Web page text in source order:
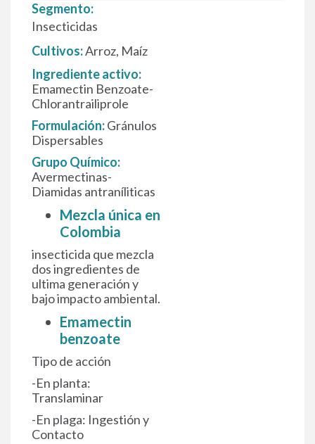
Segmento:
Insecticidas
Cultivos:Arroz, Maíz
Ingrediente activo:
Emamectin Benzoate-
Chlorantrailiprole
Formulación:Gránulos
Dispersables
Grupo Químico:
Avermectinas-
Diamidas antraníliticas
Mezcla única en
Colombia
insecticida que mezcla
dos ingredientes de
ultima generación y
bajo impacto ambiental.
Emamectin
benzoate
Tipo de acción
-En planta:
Translaminar
-En plaga: Ingestión y
Contacto